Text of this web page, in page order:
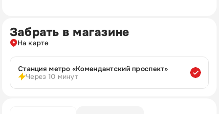
Забрать в магазине
На карте
Станция метро «Комендантский проспект»
Через 10 минут